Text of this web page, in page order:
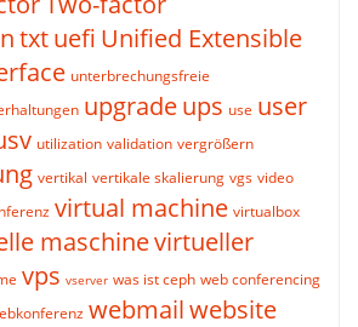
txtuefi Unified Extensible
unterbrechungsfreie
upgradeups use user
utilization validation vergrößern
vertikal vertikale skalierung vgs video
virtual machine virtualbox
maschinevirtueller
vps vserver was ist ceph web conferencing
webmailwebsite